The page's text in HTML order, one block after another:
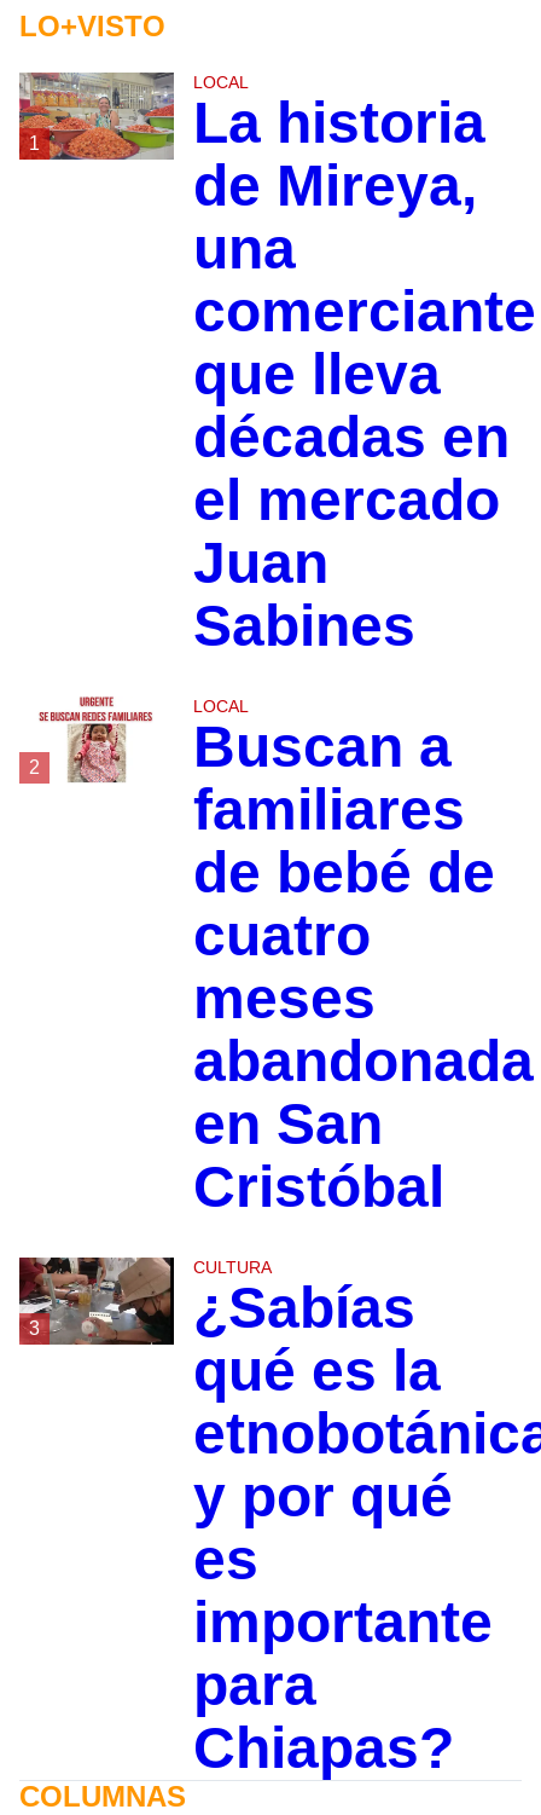
LO+VISTO
1
LOCAL
La historia
de Mireya,
una
comerciante
que lleva
décadas en
el mercado
Juan
Sabines
2
LOCAL
Buscan a
familiares
de bebé de
cuatro
meses
abandonada
en San
Cristóbal
3
CULTURA
¿Sabías
qué es la
y por qué
es
importante
para
Chiapas?
COLUMNAS